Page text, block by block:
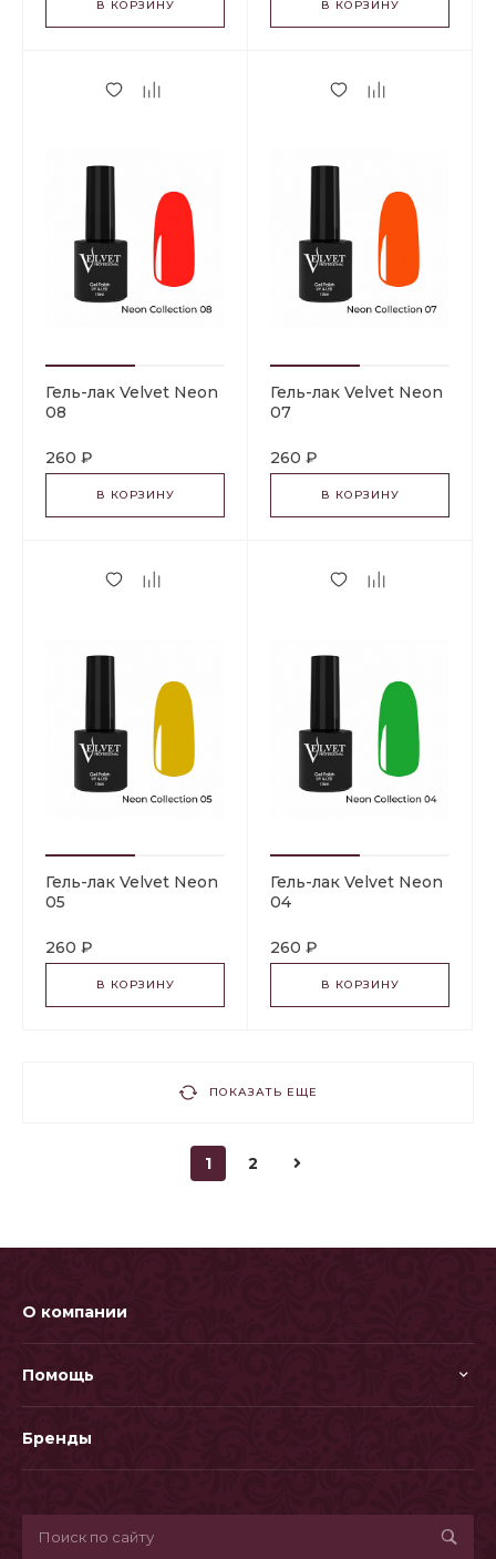
В КОРЗИНУ В КОРЗИНУ
Гель-лак Velvet Neon
08
260 ₽
В КОРЗИНУ
Гель-лак Velvet Neon
07
260 ₽
В КОРЗИНУ
Гель-лак Velvet Neon
05
260 ₽
В КОРЗИНУ
Гель-лак Velvet Neon
04
260 ₽
В КОРЗИНУ
ПОКАЗАТЬ ЕЩЕ
1 2
О компании
Помощь
Бренды